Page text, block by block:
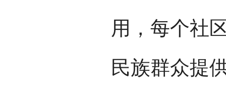
用，每个社
民族群众提